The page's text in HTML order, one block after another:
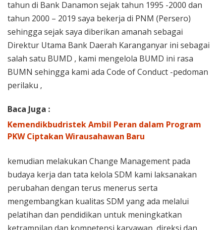
tahun di Bank Danamon sejak tahun 1995 -2000 dan
tahun 2000 – 2019 saya bekerja di PNM (Persero)
sehingga sejak saya diberikan amanah sebagai
Direktur Utama Bank Daerah Karanganyar ini sebagai
salah satu BUMD , kami mengelola BUMD ini rasa
BUMN sehingga kami ada Code of Conduct -pedoman
perilaku ,
Baca Juga :
Kemendikbudristek Ambil Peran dalam Program
PKW Ciptakan Wirausahawan Baru
kemudian melakukan Change Management pada
budaya kerja dan tata kelola SDM kami laksanakan
perubahan dengan terus menerus serta
mengembangkan kualitas SDM yang ada melalui
pelatihan dan pendidikan untuk meningkatkan